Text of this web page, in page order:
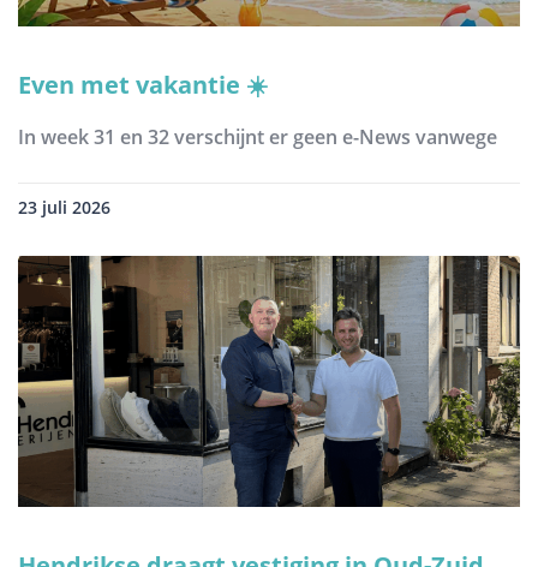
Even met vakantie ☀️
In week 31 en 32 verschijnt er geen e-News vanwege
23 juli 2026